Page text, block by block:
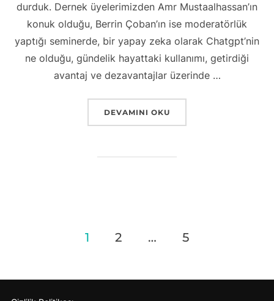
durduk. Dernek üyelerimizden Amr Mustaalhassan’ın
konuk olduğu, Berrin Çoban’ın ise moderatörlük
yaptığı seminerde, bir yapay zeka olarak Chatgpt’nin
ne olduğu, gündelik hayattaki kullanımı, getirdiği
avantaj ve dezavantajlar üzerinde …
“CHATGPT NEDİR?”
DEVAMINI OKU
1 2 … 5